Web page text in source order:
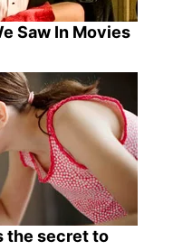
Saw In Movies
the secret to